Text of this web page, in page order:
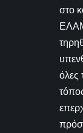
στο
όλες